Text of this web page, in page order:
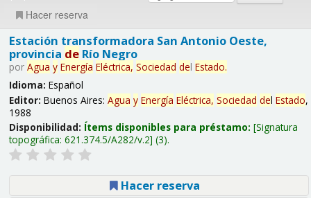
Hacer reserva
Estación transformadora San Antonio Oeste,
provincia deRío Negro
por Agua y Energía Eléctrica, Sociedad del Estado.
Idioma: Español
Editor: Buenos Aires: Agua y Energía Eléctrica, Sociedad del Estado,
1988
Disponibilidad: Ítems disponibles para préstamo: Signatura
topográfica: 621.374.5/A282/v.2 (3).
Hacer reserva